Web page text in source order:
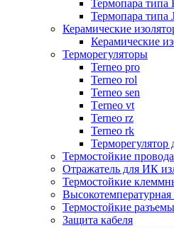
Термопара типа
Термопара типа
Керамические
Керамические
Терморегуляторы
Terneo pro
Terneo rol
Terneo sen
Тerneo vt
Terneo rz
Terneo rk
Термостойкие
Отражатель для ИК
Термостойкие
Термостойкие разъемы
Защита кабеля